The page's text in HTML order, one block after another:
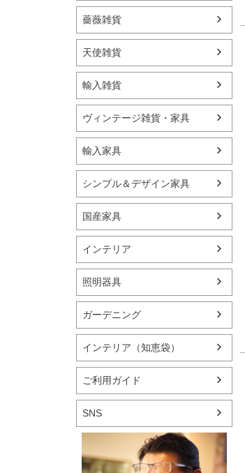
薔薇雑貨
天使雑貨
輸入雑貨
ヴィンテージ雑貨・家具
輸入家具
シンプル＆デザイン家具
国産家具
インテリア
照明器具
ガーデニング
インテリア（知恵袋）
ご利用ガイド
SNS